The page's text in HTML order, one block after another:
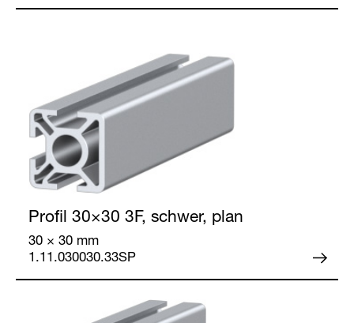
Profil 30×30 3F, schwer, plan
30 × 30 mm
1.11.030030.33SP